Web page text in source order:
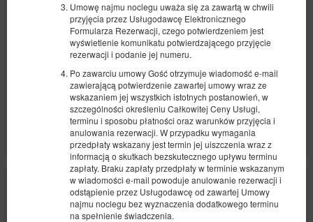
Umowę najmu noclegu uważa się za zawartą w chwili
przyjęcia przez Usługodawcę Elektronicznego
Formularza Rezerwacji, czego potwierdzeniem jest
wyświetlenie komunikatu potwierdzającego przyjęcie
rezerwacji i podanie jej numeru.
Po zawarciu umowy Gość otrzymuje wiadomość e-mail
zawierającą potwierdzenie zawartej umowy wraz ze
wskazaniem jej wszystkich istotnych postanowień, w
szczególności określeniu Całkowitej Ceny Usługi,
terminu i sposobu płatności oraz warunków przyjęcia i
anulowania rezerwacji. W przypadku wymagania
przedpłaty wskazany jest termin jej uiszczenia wraz z
informacją o skutkach bezskutecznego upływu terminu
zapłaty. Braku zapłaty przedpłaty w terminie wskazanym
w wiadomości e-mail powoduje anulowanie rezerwacji i
odstąpienie przez Usługodawcę od zawartej Umowy
najmu noclegu bez wyznaczenia dodatkowego terminu
na spełnienie świadczenia.
2 łóżka pojedyncze (Single), 1 łóżko podwójne (Double), 1 sofa
jednoosobowa (Sofa Bed)
1 610,00 zł
Udostępnij Szczegóły Dostępność
Pokaż oferty